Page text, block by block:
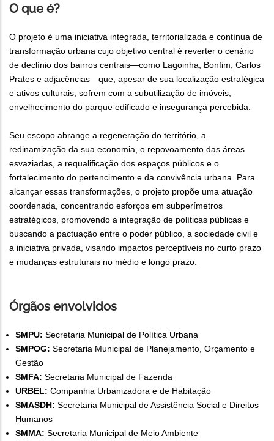
O que é?
O projeto é uma iniciativa integrada, territorializada e contínua de
transformação urbana cujo objetivo central é reverter o cenário
de declínio dos bairros centrais—como Lagoinha, Bonfim, Carlos
Prates e adjacências—que, apesar de sua localização estratégica
e ativos culturais, sofrem com a subutilização de imóveis,
envelhecimento do parque edificado e insegurança percebida.
Seu escopo abrange a regeneração do território, a
redinamização da sua economia, o repovoamento das áreas
esvaziadas, a requalificação dos espaços públicos e o
fortalecimento do pertencimento e da convivência urbana. Para
alcançar essas transformações, o projeto propõe uma atuação
coordenada, concentrando esforços em subperímetros
estratégicos, promovendo a integração de políticas públicas e
buscando a pactuação entre o poder público, a sociedade civil e
a iniciativa privada, visando impactos perceptíveis no curto prazo
e mudanças estruturais no médio e longo prazo.
Órgãos envolvidos
SMPU: Secretaria Municipal de Política Urbana
SMPOG: Secretaria Municipal de Planejamento, Orçamento e
Gestão
SMFA: Secretaria Municipal de Fazenda
URBEL: Companhia Urbanizadora e de Habitação
SMASDH: Secretaria Municipal de Assistência Social e Direitos
Humanos
SMMA: Secretaria Municipal de Meio Ambiente